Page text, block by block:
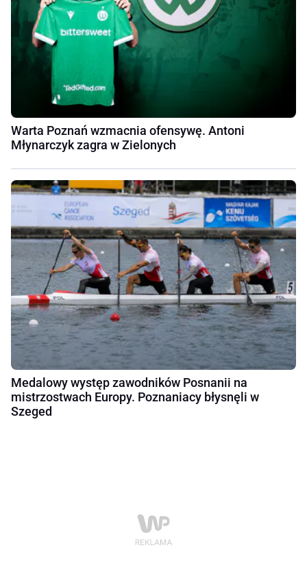
Warta Poznań wzmacnia ofensywę. Antoni
Młynarczyk zagra w Zielonych
Medalowy występ zawodników Posnanii na
mistrzostwach Europy. Poznaniacy błysnęli w
Szeged